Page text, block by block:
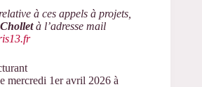
à ces appels à projets,
à l’adresse mail
mercredi 1er avril 2026 à